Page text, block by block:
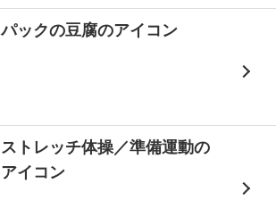
パックの豆腐のアイコン
ストレッチ体操／準備運動の
アイコン